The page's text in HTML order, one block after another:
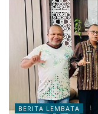
BERITA LEMBATA